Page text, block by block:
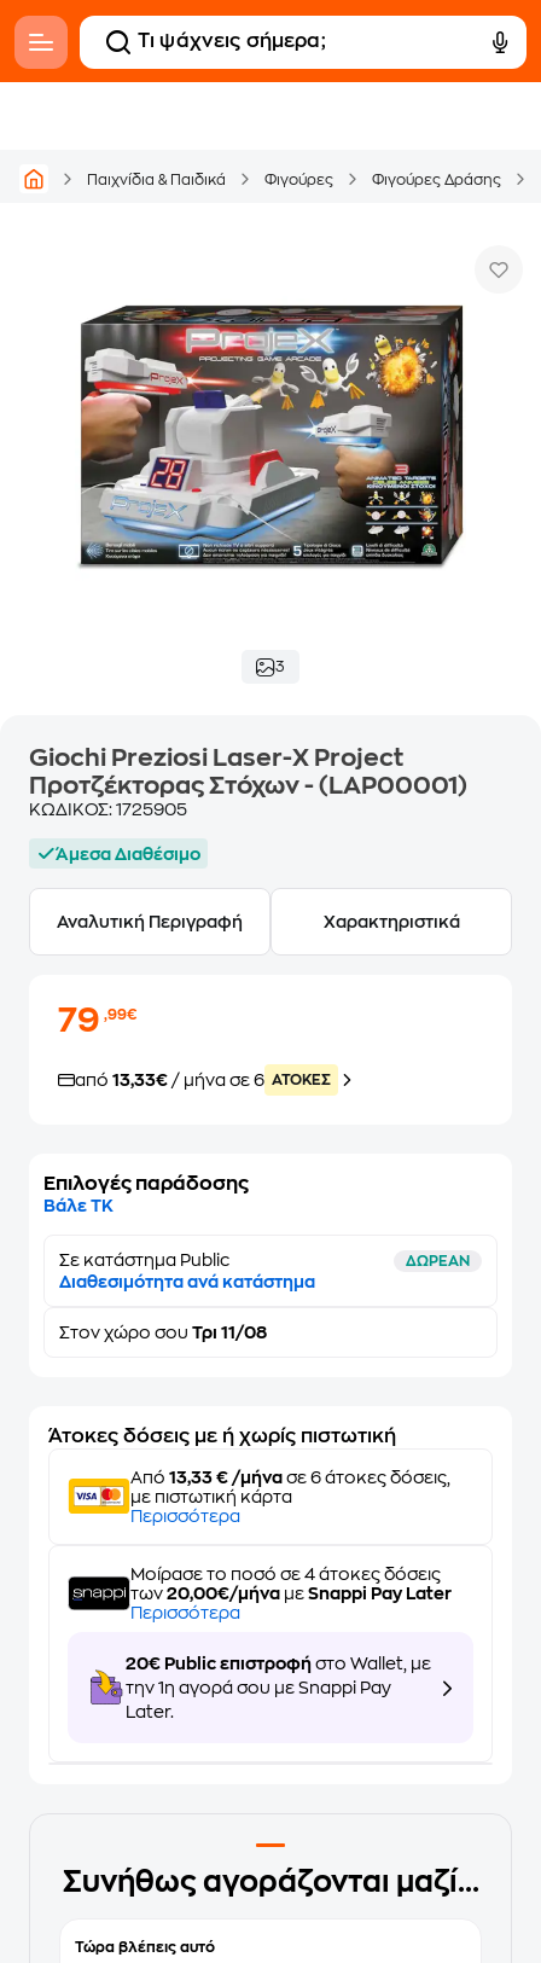
Παιχνίδια & Παιδικά Φιγούρες Φιγούρες Δράσης
3
Giochi Preziosi Laser-X Project
Προτζέκτορας Στόχων - (LAP00001)
ΚΩΔΙΚΟΣ: 1725905
Άμεσα Διαθέσιμο
Αναλυτική Περιγραφή Χαρακτηριστικά
79,99€
από 13,33€ / μήνα σε 6 ATOKEΣ
Επιλογές παράδοσης
Βάλε ΤΚ
Σε κατάστημα Public ΔΩΡΕΑΝ
Διαθεσιμότητα ανά κατάστημα
Στον χώρο σου Τρι 11/08
Άτοκες δόσεις με ή χωρίς πιστωτική
Από 13,33 € /μήνα σε 6 άτοκες δόσεις,
με πιστωτική κάρτα
Περισσότερα
Μοίρασε το ποσό σε 4 άτοκες δόσεις
των 20,00€/μήνα με Snappi Pay Later
Περισσότερα
20€ Public επιστροφή στο Wallet, με
την 1η αγορά σου με Snappi Pay
Later.
Συνήθως αγοράζονται μαζί...
Τώρα βλέπεις αυτό